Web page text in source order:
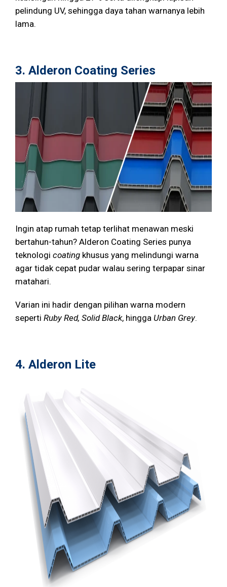
pelindung UV, sehingga daya tahan warnanya lebih
lama.
3. Alderon Coating Series
Ingin atap rumah tetap terlihat menawan meski
bertahun-tahun? Alderon Coating Series punya
teknologi coating khusus yang melindungi warna
agar tidak cepat pudar walau sering terpapar sinar
matahari.
Varian ini hadir dengan pilihan warna modern
seperti Ruby Red, Solid Black, hingga Urban Grey.
4. Alderon Lite